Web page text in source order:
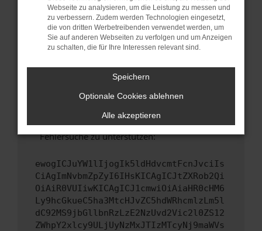
sind.
Veraltete Software birgt nicht nur ein
Sicherheitsrisiko, sondern kann auch dazu
führen, dass bestimmte Funktionen nicht mehr
unterstützt werden.
Wende dich an den Webseitenbetreiber.
Wenn du alle oben genannten Schritte versucht
hast, kontaktiere uns bitte. Wir werden
versuchen, das Problem zu beheben. Du kannst
uns diesen Text schicken, um uns bei der
Fehlersuche zu unterstützen:
ewogICJuYW1lIjogIk5ldHdvcmtFcnJvciIs
CiAgImNvbmZpZyI6IHsKICAgICJtZXRob2Qi
OiAiR0VUIiwKICAgICJ1cmwiOiAiaHR0cHM6
Ly9hcGkueC5ha3MtcHJvZC5hdWRhcmlzLm5l
dC92MS9jbGllbnRzLzE2NzUvd2Vic2l0ZS12
ZWhpY2xlcy9ULjUyNzMxJTIzMTcyNj9maWVs
Webseite zu analysieren, um die Leistung zu messen und
zu verbessern. Zudem werden Technologien eingesetzt,
die von dritten Werbetreibenden verwendet werden, um
Sie auf anderen Webseiten zu verfolgen und um Anzeigen
zu schalten, die für Ihre Interessen relevant sind.
Speichern
Optionale Cookies ablehnen
Alle akzeptieren